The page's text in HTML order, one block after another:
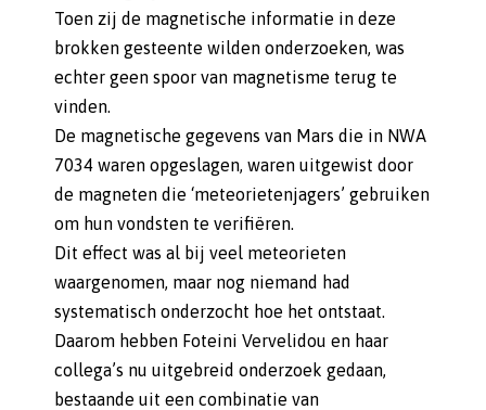
Toen zij de magnetische informatie in deze
brokken gesteente wilden onderzoeken, was
echter geen spoor van magnetisme terug te
vinden.
De magnetische gegevens van Mars die in NWA
7034 waren opgeslagen, waren uitgewist door
de magneten die ‘meteorietenjagers’ gebruiken
om hun vondsten te verifiëren.
Dit effect was al bij veel meteorieten
waargenomen, maar nog niemand had
systematisch onderzocht hoe het ontstaat.
Daarom hebben Foteini Vervelidou en haar
collega’s nu uitgebreid onderzoek gedaan,
bestaande uit een combinatie van